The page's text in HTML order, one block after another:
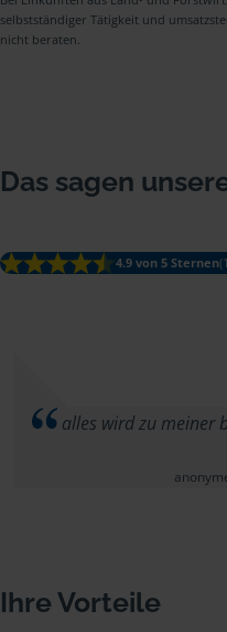
selbstständiger Tätigkeit und
nicht beraten.
Das sagen
4.9 von 5 Sternen
alles wird zu meiner
Ihre Vorteile